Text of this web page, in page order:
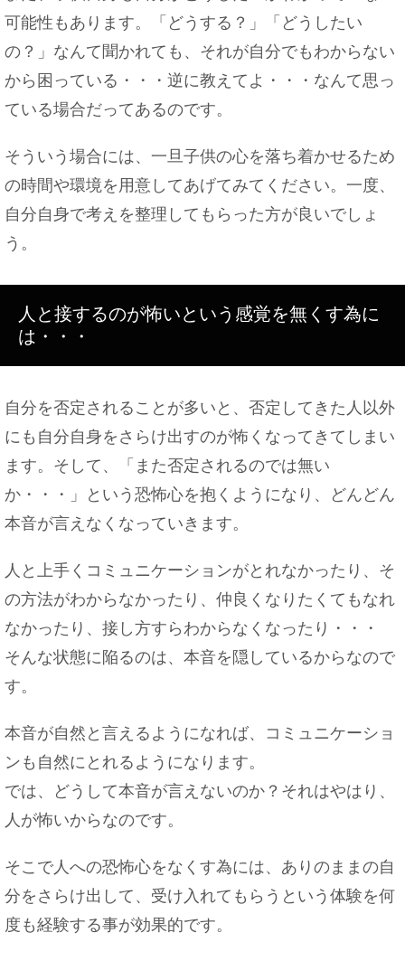
可能性もあります。「どうする？」「どうしたい
の？」なんて聞かれても、それが自分でもわからない
から困っている・・・逆に教えてよ・・・なんて思っ
ている場合だってあるのです。
そういう場合には、一旦子供の心を落ち着かせるため
の時間や環境を用意してあげてみてください。一度、
自分自身で考えを整理してもらった方が良いでしょ
う。
人と接するのが怖いという感覚を無くす為に
は・・・
自分を否定されることが多いと、否定してきた人以外
にも自分自身をさらけ出すのが怖くなってきてしまい
ます。そして、「また否定されるのでは無い
か・・・」という恐怖心を抱くようになり、どんどん
本音が言えなくなっていきます。
人と上手くコミュニケーションがとれなかったり、そ
の方法がわからなかったり、仲良くなりたくてもなれ
なかったり、接し方すらわからなくなったり・・・
そんな状態に陥るのは、本音を隠しているからなので
す。
本音が自然と言えるようになれば、コミュニケーショ
ンも自然にとれるようになります。
では、どうして本音が言えないのか？それはやはり、
人が怖いからなのです。
そこで人への恐怖心をなくす為には、ありのままの自
分をさらけ出して、受け入れてもらうという体験を何
度も経験する事が効果的です。